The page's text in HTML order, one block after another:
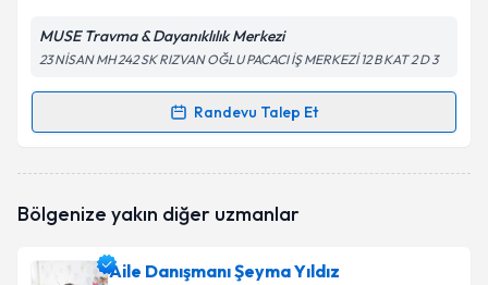
MUSE Travma & Dayanıklılık Merkezi
23 NİSAN MH 242 SK RIZVAN OĞLU PACACI İŞ MERKEZİ 12 B KAT 2 D 3
Randevu Talep Et
Randevu Takvimi Talebi
CTSSiçin randevu takvimi talebi oluşturun. Size bu
hazırlandığında e-posta ile bilgilendireceğiz.
Bölgenize yakın diğer uzmanlar
Aile Danışmanı Şeyma Yıldız